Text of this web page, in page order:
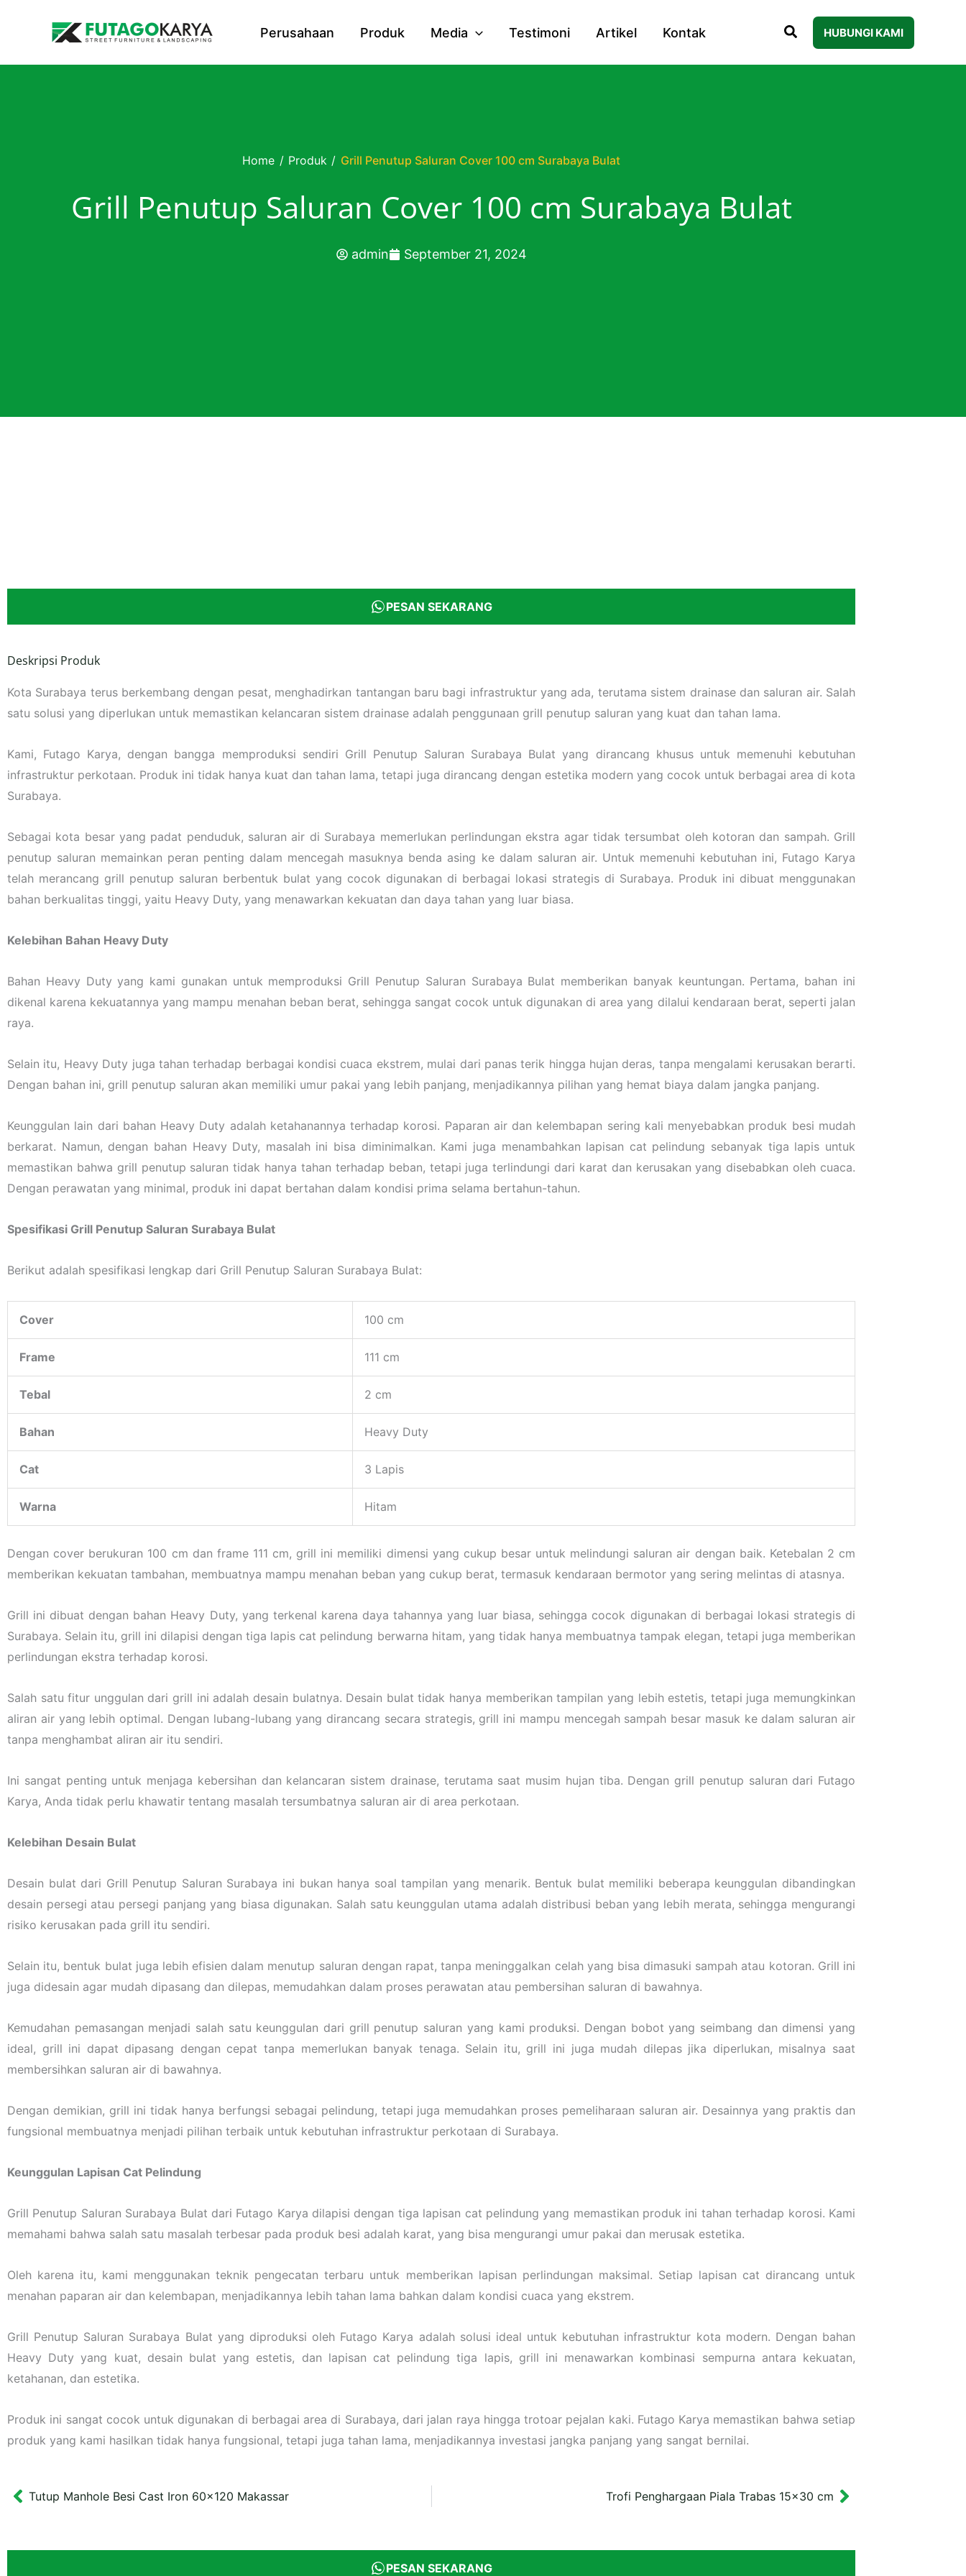
Perusahaan Produk Media Testimoni Artikel Kontak HUBUNGI KAMI
Home / Produk / Grill Penutup Saluran Cover 100 cm Surabaya Bulat
Grill Penutup Saluran Cover 100 cm Surabaya Bulat
admin September 21, 2024
PESAN SEKARANG
Deskripsi Produk
Kota Surabaya terus berkembang dengan pesat, menghadirkan tantangan baru bagi infrastruktur yang ada, terutama sistem drainase dan saluran air. Salah
satu solusi yang diperlukan untuk memastikan kelancaran sistem drainase adalah penggunaan grill penutup saluran yang kuat dan tahan lama.
Kami, Futago Karya, dengan bangga memproduksi sendiri Grill Penutup Saluran Surabaya Bulat yang dirancang khusus untuk memenuhi kebutuhan
infrastruktur perkotaan. Produk ini tidak hanya kuat dan tahan lama, tetapi juga dirancang dengan estetika modern yang cocok untuk berbagai area di kota
Surabaya.
Sebagai kota besar yang padat penduduk, saluran air di Surabaya memerlukan perlindungan ekstra agar tidak tersumbat oleh kotoran dan sampah. Grill
penutup saluran memainkan peran penting dalam mencegah masuknya benda asing ke dalam saluran air. Untuk memenuhi kebutuhan ini, Futago Karya
telah merancang grill penutup saluran berbentuk bulat yang cocok digunakan di berbagai lokasi strategis di Surabaya. Produk ini dibuat menggunakan
bahan berkualitas tinggi, yaitu Heavy Duty, yang menawarkan kekuatan dan daya tahan yang luar biasa.
Kelebihan Bahan Heavy Duty
Bahan Heavy Duty yang kami gunakan untuk memproduksi Grill Penutup Saluran Surabaya Bulat memberikan banyak keuntungan. Pertama, bahan ini
dikenal karena kekuatannya yang mampu menahan beban berat, sehingga sangat cocok untuk digunakan di area yang dilalui kendaraan berat, seperti jalan
raya.
Selain itu, Heavy Duty juga tahan terhadap berbagai kondisi cuaca ekstrem, mulai dari panas terik hingga hujan deras, tanpa mengalami kerusakan berarti.
Dengan bahan ini, grill penutup saluran akan memiliki umur pakai yang lebih panjang, menjadikannya pilihan yang hemat biaya dalam jangka panjang.
Keunggulan lain dari bahan Heavy Duty adalah ketahanannya terhadap korosi. Paparan air dan kelembapan sering kali menyebabkan produk besi mudah
berkarat. Namun, dengan bahan Heavy Duty, masalah ini bisa diminimalkan. Kami juga menambahkan lapisan cat pelindung sebanyak tiga lapis untuk
memastikan bahwa grill penutup saluran tidak hanya tahan terhadap beban, tetapi juga terlindungi dari karat dan kerusakan yang disebabkan oleh cuaca.
Dengan perawatan yang minimal, produk ini dapat bertahan dalam kondisi prima selama bertahun-tahun.
Spesifikasi Grill Penutup Saluran Surabaya Bulat
Berikut adalah spesifikasi lengkap dari Grill Penutup Saluran Surabaya Bulat:
Cover 100 cm
Frame 111 cm
Tebal 2 cm
Bahan Heavy Duty
Cat 3 Lapis
Warna Hitam
Dengan cover berukuran 100 cm dan frame 111 cm, grill ini memiliki dimensi yang cukup besar untuk melindungi saluran air dengan baik. Ketebalan 2 cm
memberikan kekuatan tambahan, membuatnya mampu menahan beban yang cukup berat, termasuk kendaraan bermotor yang sering melintas di atasnya.
Grill ini dibuat dengan bahan Heavy Duty, yang terkenal karena daya tahannya yang luar biasa, sehingga cocok digunakan di berbagai lokasi strategis di
Surabaya. Selain itu, grill ini dilapisi dengan tiga lapis cat pelindung berwarna hitam, yang tidak hanya membuatnya tampak elegan, tetapi juga memberikan
perlindungan ekstra terhadap korosi.
Salah satu fitur unggulan dari grill ini adalah desain bulatnya. Desain bulat tidak hanya memberikan tampilan yang lebih estetis, tetapi juga memungkinkan
aliran air yang lebih optimal. Dengan lubang-lubang yang dirancang secara strategis, grill ini mampu mencegah sampah besar masuk ke dalam saluran air
tanpa menghambat aliran air itu sendiri.
Ini sangat penting untuk menjaga kebersihan dan kelancaran sistem drainase, terutama saat musim hujan tiba. Dengan grill penutup saluran dari Futago
Karya, Anda tidak perlu khawatir tentang masalah tersumbatnya saluran air di area perkotaan.
Kelebihan Desain Bulat
Desain bulat dari Grill Penutup Saluran Surabaya ini bukan hanya soal tampilan yang menarik. Bentuk bulat memiliki beberapa keunggulan dibandingkan
desain persegi atau persegi panjang yang biasa digunakan. Salah satu keunggulan utama adalah distribusi beban yang lebih merata, sehingga mengurangi
risiko kerusakan pada grill itu sendiri.
Selain itu, bentuk bulat juga lebih efisien dalam menutup saluran dengan rapat, tanpa meninggalkan celah yang bisa dimasuki sampah atau kotoran. Grill ini
juga didesain agar mudah dipasang dan dilepas, memudahkan dalam proses perawatan atau pembersihan saluran di bawahnya.
Kemudahan pemasangan menjadi salah satu keunggulan dari grill penutup saluran yang kami produksi. Dengan bobot yang seimbang dan dimensi yang
ideal, grill ini dapat dipasang dengan cepat tanpa memerlukan banyak tenaga. Selain itu, grill ini juga mudah dilepas jika diperlukan, misalnya saat
membersihkan saluran air di bawahnya.
Dengan demikian, grill ini tidak hanya berfungsi sebagai pelindung, tetapi juga memudahkan proses pemeliharaan saluran air. Desainnya yang praktis dan
fungsional membuatnya menjadi pilihan terbaik untuk kebutuhan infrastruktur perkotaan di Surabaya.
Keunggulan Lapisan Cat Pelindung
Grill Penutup Saluran Surabaya Bulat dari Futago Karya dilapisi dengan tiga lapisan cat pelindung yang memastikan produk ini tahan terhadap korosi. Kami
memahami bahwa salah satu masalah terbesar pada produk besi adalah karat, yang bisa mengurangi umur pakai dan merusak estetika.
Oleh karena itu, kami menggunakan teknik pengecatan terbaru untuk memberikan lapisan perlindungan maksimal. Setiap lapisan cat dirancang untuk
menahan paparan air dan kelembapan, menjadikannya lebih tahan lama bahkan dalam kondisi cuaca yang ekstrem.
Grill Penutup Saluran Surabaya Bulat yang diproduksi oleh Futago Karya adalah solusi ideal untuk kebutuhan infrastruktur kota modern. Dengan bahan
Heavy Duty yang kuat, desain bulat yang estetis, dan lapisan cat pelindung tiga lapis, grill ini menawarkan kombinasi sempurna antara kekuatan,
ketahanan, dan estetika.
Produk ini sangat cocok untuk digunakan di berbagai area di Surabaya, dari jalan raya hingga trotoar pejalan kaki. Futago Karya memastikan bahwa setiap
produk yang kami hasilkan tidak hanya fungsional, tetapi juga tahan lama, menjadikannya investasi jangka panjang yang sangat bernilai.
Prev
Tutup Manhole Besi Cast Iron 60×120 Makassar Trofi Penghargaan Piala Trabas 15×30 cm Next
PESAN SEKARANG